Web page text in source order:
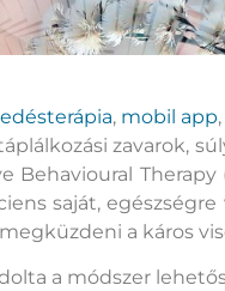
, mobil app,
zavarok,
Behavioural Therapy
saját,
a káros
a módszer